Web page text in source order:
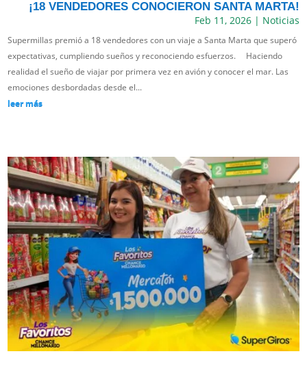
¡18 VENDEDORES CONOCIERON SANTA MARTA!
Feb 11, 2026| Noticias
Supermillas premió a 18 vendedores con un viaje a Santa Marta que superó
expectativas, cumpliendo sueños y reconociendo esfuerzos. Haciendo
realidad el sueño de viajar por primera vez en avión y conocer el mar. Las
emociones desbordadas desde el...
leer más